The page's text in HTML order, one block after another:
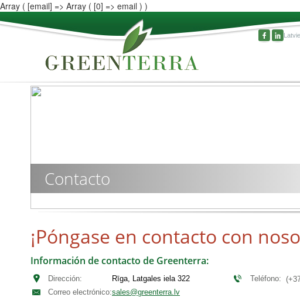
Array ( [email] => Array ( [0] => email ) )
Contacto
¡Póngase en contacto con
Información de contacto de Greenterra:
Dirección:
Rīga, Latgales iela 322
Correo electrónico:sales@greenterra.lv
Teléfono: